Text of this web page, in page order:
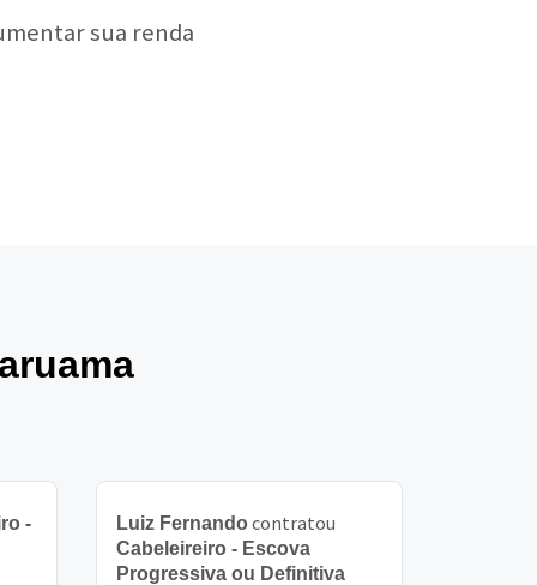
sua renda
- Luiz Fernando contratou
Cabeleireiro - Escova
Progressiva ou Definitiva